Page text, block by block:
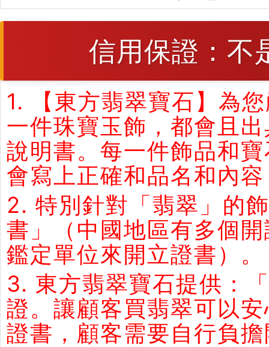
信用保證：不
1. 【東方翡翠寶石】為
一件珠寶玉飾，都會且
說明書。每一件飾品和
會寫上正確和品名和內
2. 特別針對「翡翠」的
書」（中國地區有多個
鑑定單位來開立證書）。
3. 東方翡翠寶石提供：
證。讓顧客買翡翠可以
證書，顧客需要自行負